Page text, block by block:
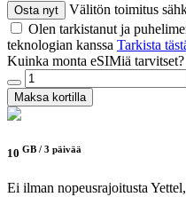
Osta nyt
Välitön toimitus
Olen tarkistanut ja
teknologian kanssa Tarkista
Kuinka monta eSIMiä tarvitset?
Maksa kortilla
10 GB / 3 päivää
Ei ilman nopeusrajoitusta